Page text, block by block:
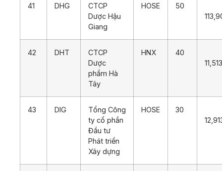
41 DHG
CTCP
Dược Hậu
Giang
HOSE
50
42 DHT
CTCP
Dược
phẩm Hà
Tây
HNX
40
11,513
43 DIG
Tổng Công
ty cổ phần
Đầu tư
Phát triển
Xây dựng
HOSE
30